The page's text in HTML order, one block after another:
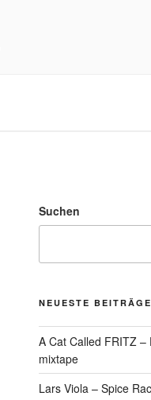
Suchen
NEUESTE BEITRÄGE
A Cat Called FRITZ –
mixtape
Lars Viola – Spice